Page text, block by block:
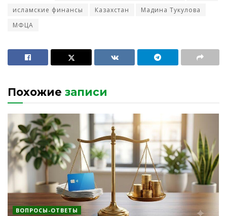
исламские финансы
Казахстан
Мадина Тукулова
МФЦА
Похожие записи
ВОПРОСЫ-ОТВЕТЫ